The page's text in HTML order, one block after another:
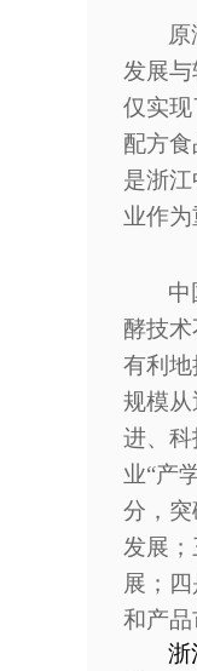
发展
仅实
配方
是浙
业作
中
酵技
有利
规模
进、
业“产
分，
发展
展；
和产品
浙